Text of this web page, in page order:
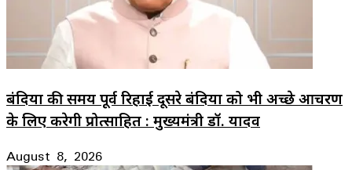
बंदियों की समय पूर्व रिहाई दूसरे बंदियों को भी अच्छे आचरण
के लिए करेगी प्रोत्साहित : मुख्यमंत्री डॉ. यादव
August 8, 2026